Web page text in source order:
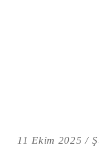
11 Ekim 2025